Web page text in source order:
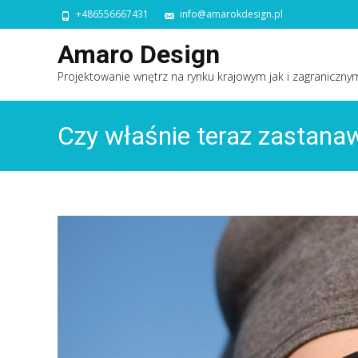
+486556667431 info@amarokdesign.pl
Amaro Design
Projektowanie wnętrz na rynku krajowym jak i
Czy właśnie teraz